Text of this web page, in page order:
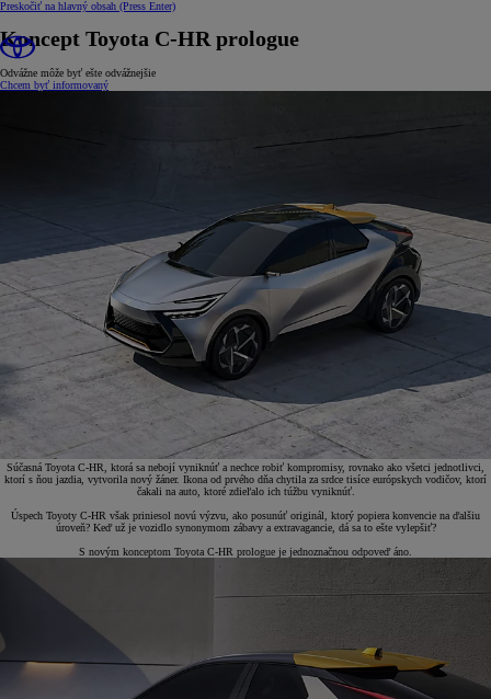
Preskočiť na hlavný obsah (Press Enter)
Koncept Toyota C-HR prologue
Odvážne môže byť ešte odvážnejšie
Chcem byť informovaný
Súčasná Toyota C-HR, ktorá sa nebojí vyniknúť a nechce robiť kompromisy, rovnako ako všetci jednotlivci,
ktorí s ňou jazdia, vytvorila nový žáner. Ikona od prvého dňa chytila za srdce tisíce európskych vodičov, ktorí
čakali na auto, ktoré zdieľalo ich túžbu vyniknúť.
Úspech Toyoty C-HR však priniesol novú výzvu, ako posunúť originál, ktorý popiera konvencie na ďalšiu
úroveň? Keď už je vozidlo synonymom zábavy a extravagancie, dá sa to ešte vylepšiť?
S novým konceptom Toyota C-HR prologue je jednoznačnou odpoveď áno.